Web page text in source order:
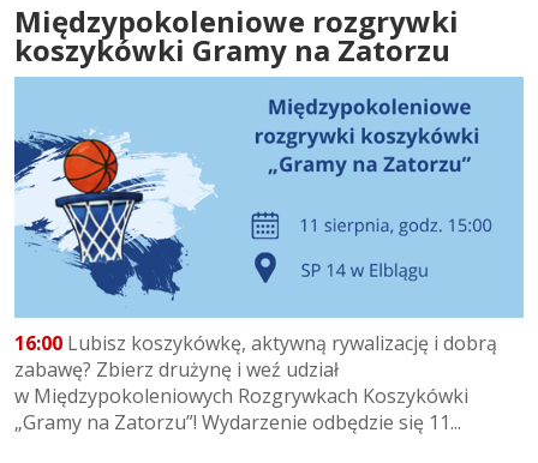
Międzypokoleniowe rozgrywki
koszykówki Gramy na Zatorzu
16:00 Lubisz koszykówkę, aktywną rywalizację i dobrą
zabawę? Zbierz drużynę i weź udział
w Międzypokoleniowych Rozgrywkach Koszykówki
„Gramy na Zatorzu”! Wydarzenie odbędzie się 11...